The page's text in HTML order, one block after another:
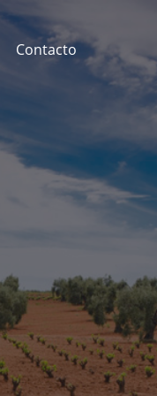
Contacto